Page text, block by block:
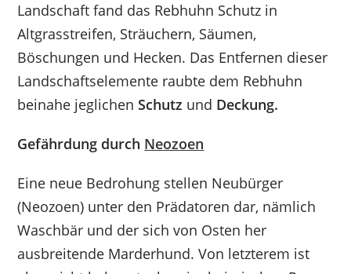
Landschaft fand das Rebhuhn Schutz in
Altgrasstreifen, Sträuchern, Säumen,
Böschungen und Hecken. Das Entfernen dieser
Landschaftselemente raubte dem Rebhuhn
beinahe jeglichenSchutz und Deckung.
Gefährdung durch Neozoen
Eine neue Bedrohung stellen Neubürger
(Neozoen) unter den Prädatoren dar, nämlich
Waschbär und der sich von Osten her
ausbreitende Marderhund. Von letzterem ist